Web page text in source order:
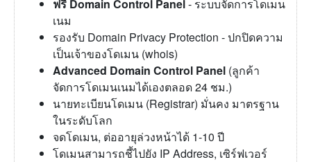
ฟรี Domain Control Panel- ระบบจัดการโดเมน
เนม
รองรับ Domain Privacy Protection - ปกปิดความ
เป็นเจ้าของโดเมน (whois)
Advanced Domain Control Panel (ลูกค้า
จัดการโดเมนเนมได้เองตลอด 24 ชม.)
นายทะเบียนโดเมน (Registrar) มั่นคง มาตรฐาน
ในระดับโลก
จดโดเมน, ต่ออายุล่วงหน้าได้ 1-10 ปี
โดเมนสามารถชี้ไปยัง IP Address, เซิร์ฟเวอร์